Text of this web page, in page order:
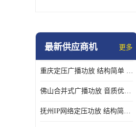
最新供应商机 更多
重庆定压广播功放 结构简单 传输距离远
佛山合并式广播功放 音质优美清晰 输出电压大 电流小
抚州IP网络定压功放 结构简单 多应用于公共场合